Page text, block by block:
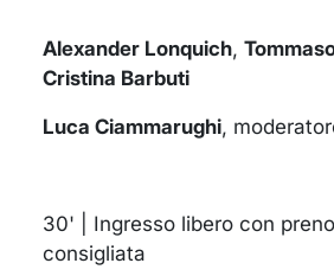
Alexander Lonquich,
Cristina Barbuti
Luca Ciammarughi,
30' | Ingresso libero con
consigliata